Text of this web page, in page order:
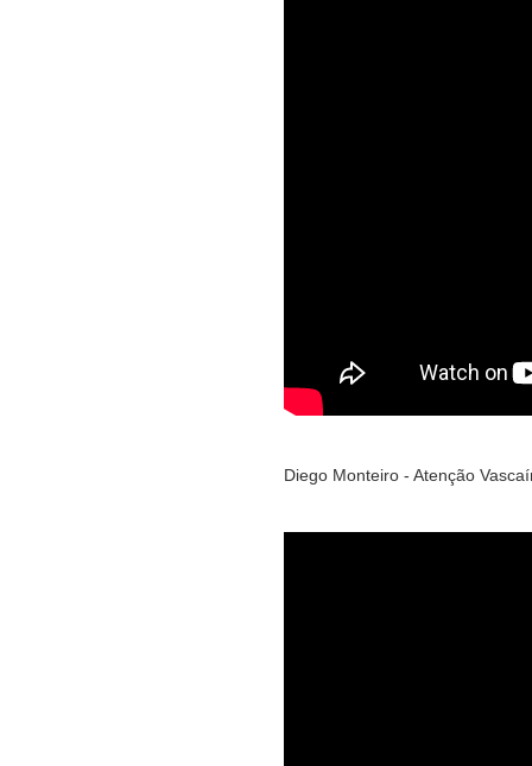
Diego Monteiro - Atenção